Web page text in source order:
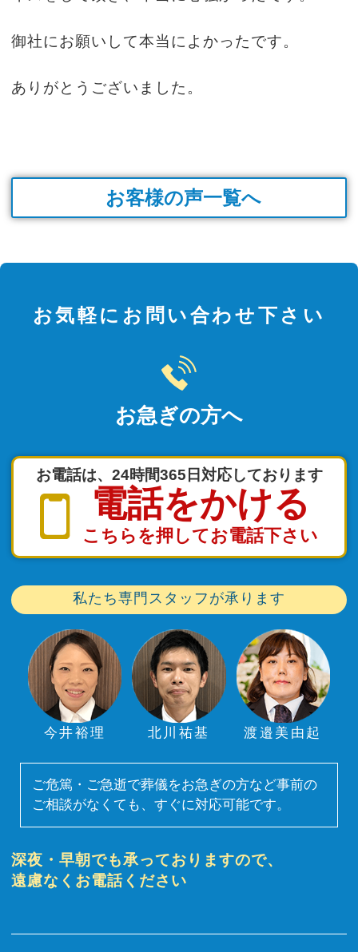
御社にお願いして本当によかったです。
ありがとうございました。
お客様の声一覧へ
お気軽にお問い合わせ下さい
お急ぎの方へ
お電話は、24時間365日対応しております
電話をかける
こちらを押してお電話下さい
私たち専門スタッフが承ります
今井裕理 北川祐基 渡邉美由起
ご危篤・ご急逝で葬儀をお急ぎの方など事前の
ご相談がなくても、すぐに対応可能です。
深夜・早朝でも承っておりますので、
遠慮なくお電話ください